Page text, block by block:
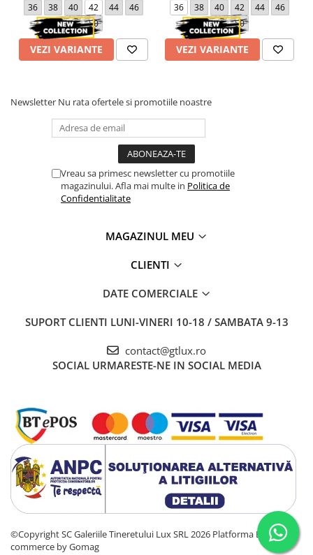
36 38 40 42 44
46
48
50
VEZI VARIANTE
36 38 40 42 44
46
48
50
VEZI VARIANTE
Newsletter Nu rata ofertele si promotiile noastre
Vreau sa primesc newsletter cu promotiile
magazinului. Afla mai multe in Politica de
Confidentialitate
MAGAZINUL MEU
CLIENTI
DATE COMERCIALE
SUPORT CLIENTI LUNI-VINERI 10-18 / SAMBATA 9-13
contact@gtlux.ro
SOCIAL URMARESTE-NE IN SOCIAL MEDIA
©Copyright SC Galeriile Tineretului Lux SRL 2026 Platforma E-
commerce by Gomag